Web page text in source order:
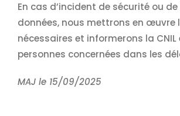
En cas d’incident de sécurité ou
données, nous mettrons en œuvre
nécessaires et informerons la
personnes concernées dans les
MAJ le 15/09/2025